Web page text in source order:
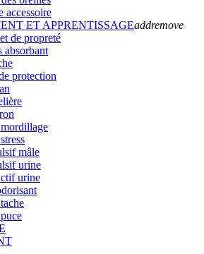
accessoire
ET APPRENTISSAGEaddremove
de propreté
absorbant
protection
mâle
urine
urine